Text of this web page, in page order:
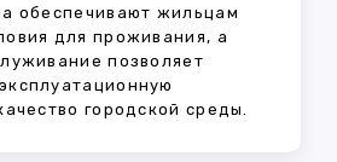
обеспечивают жильцам
для проживания, а
позволяет
городской среды.